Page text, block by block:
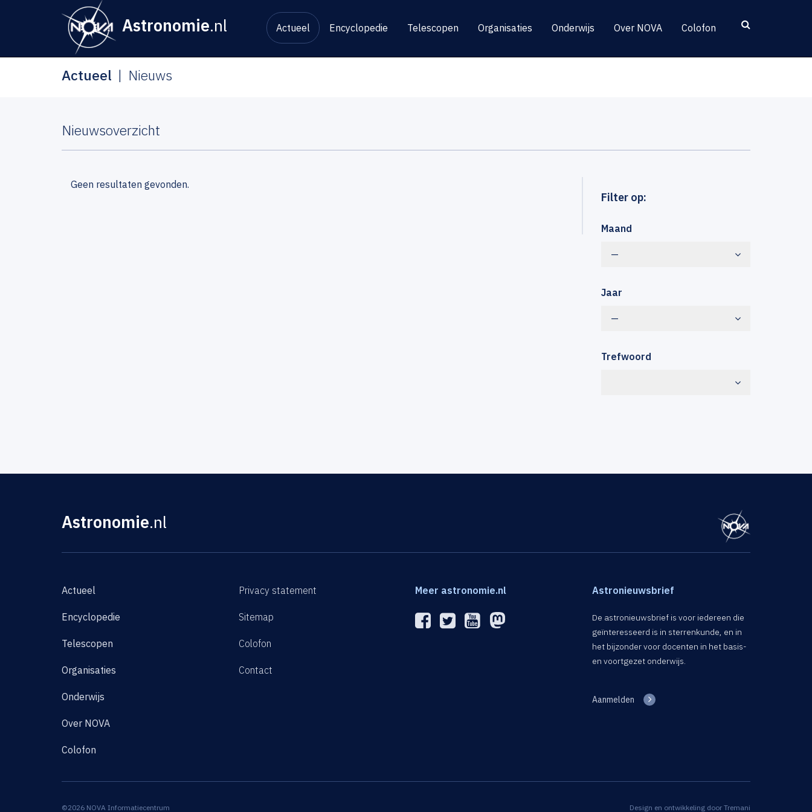
Astronomie.nl Actueel Encyclopedie Telescopen Organisaties Onderwijs Over NOVA Colofon
Actueel Nieuws
Nieuwsoverzicht
Filter op:
Maand
—
Jaar
—
Trefwoord
Geen resultaten gevonden.
Astronomie.nl
Actueel
Encyclopedie
Telescopen
Organisaties
Onderwijs
Over NOVA
Colofon
Privacy statement
Sitemap
Colofon
Contact
Meer astronomie.nl Astronieuwsbrief
De astronieuwsbrief is voor iedereen die
geïnteresseerd is in sterrenkunde, en in
het bijzonder voor docenten in het basis-
en voortgezet onderwijs.
Aanmelden
©2026 NOVA Informatiecentrum Design en ontwikkeling door Tremani